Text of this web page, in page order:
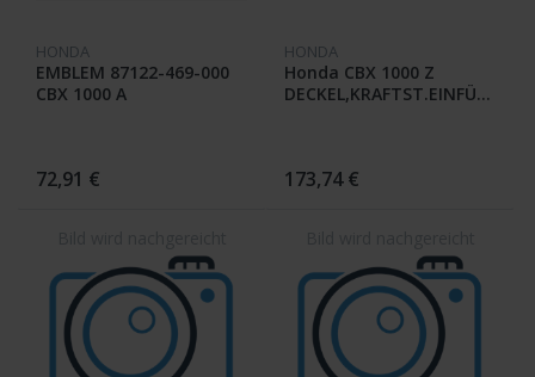
HONDA
EMBLEM 87122-469-000
CBX 1000 A
72,91 €
HONDA
Honda CBX 1000 Z
DECKEL,KRAFTST.EINFÜLLSTU
173,74 €